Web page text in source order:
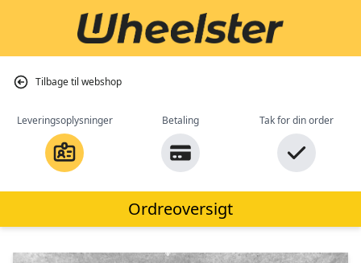
Tilbage til webshop
Leveringsoplysninger Betaling Tak for din order
Ordreoversigt